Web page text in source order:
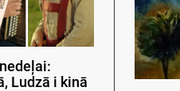
Ludzā i kinā